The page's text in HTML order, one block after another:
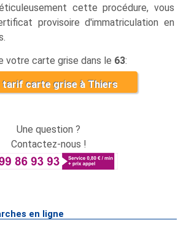
cette procédure, vous
provisoire d'immatriculation en
votre carte grise dans le 63:
tarif carte grise à Thiers
Une question ?
Contactez-nous !
en ligne